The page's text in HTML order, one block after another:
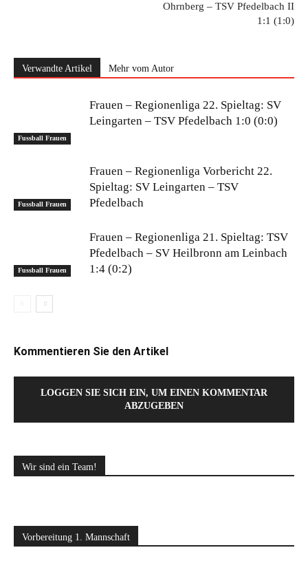
Ohrnberg – TSV Pfedelbach II
1:1 (1:0)
Verwandte Artikel Mehr vom Autor
Fussball Frauen
Frauen – Regionenliga 22. Spieltag: SV
Leingarten – TSV Pfedelbach 1:0 (0:0)
Fussball Frauen
Frauen – Regionenliga Vorbericht 22.
Spieltag: SV Leingarten – TSV
Pfedelbach
Fussball Frauen
Frauen – Regionenliga 21. Spieltag: TSV
Pfedelbach – SV Heilbronn am Leinbach
1:4 (0:2)
Kommentieren Sie den Artikel
LOGGEN SIE SICH EIN, UM EINEN KOMMENTAR
ABZUGEBEN
Wir sind ein Team!
Vorbereitung 1. Mannschaft